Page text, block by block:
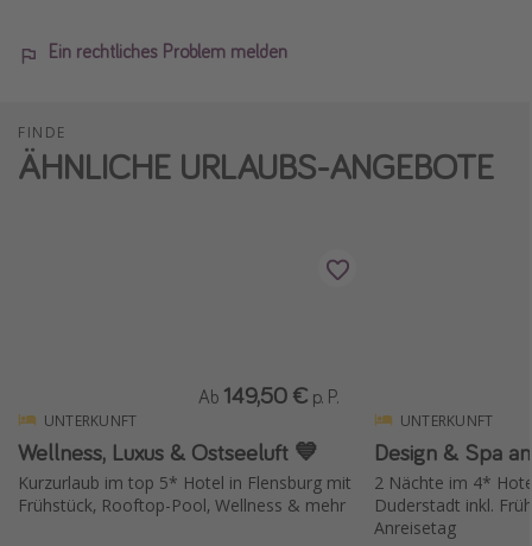
Ein rechtliches Problem melden
FINDE
ÄHNLICHE URLAUBS-ANGEBOTE
UNTERKUNFT
Wellness, Luxus & Ostseeluft 💙
Kurzurlaub im top 5* Hotel in Flensburg mit
Frühstück, Rooftop-Pool, Wellness & mehr
Ab 149,50 € p. P.
UNTERKUNFT
Design & Spa
2 Nächte im 4*
Duderstadt inkl.
Anreisetag